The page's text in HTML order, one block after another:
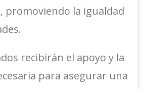
promoviendo la igualdad
recibirán el apoyo y la
para asegurar una